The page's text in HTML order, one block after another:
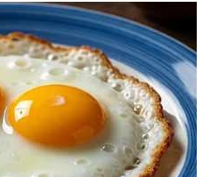
), ಹಣಕಾಸು, ಭಾರತೀಯ
ಷೇರು ಮಾರುಕಟ್ಟೆ,
ಇತ್ತೀಚಿನ ಹಣಕಾಸಿನ
ನ್ಯೂಸ್‌ನಲ್ಲಿ ಓದಿರಿ.